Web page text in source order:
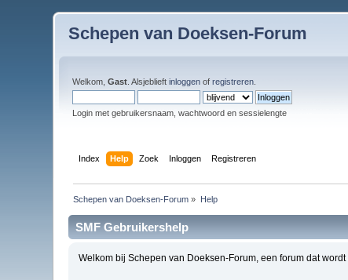
Schepen van Doeksen-Forum
Welkom,Gast . Alsjeblieftinloggen ofregistreren
Login met gebruikersnaam, wachtwoord en sessielengte
Index Help Zoek Inloggen Registreren
Schepen van Doeksen-Forum » Help
SMF Gebruikershelp
Welkom bij Schepen van Doeksen-Forum, een forum dat